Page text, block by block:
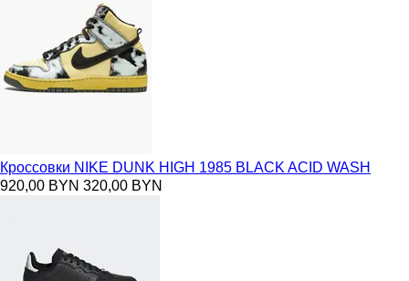
Кроссовки NIKE DUNK HIGH 1985 BLACK ACID WASH
920,00 BYN 320,00 BYN